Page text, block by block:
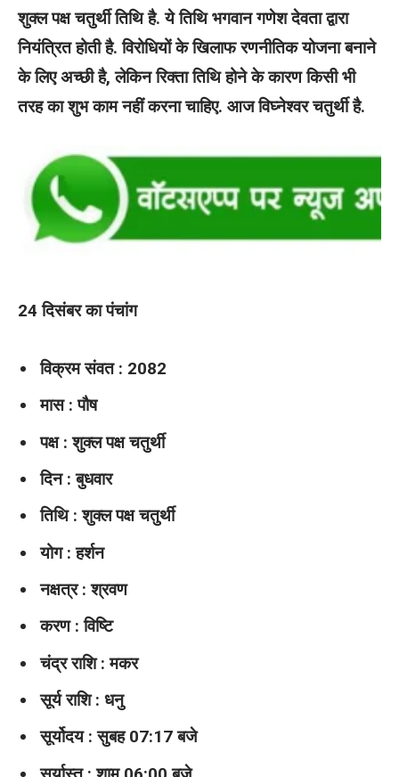
शुक्ल पक्ष चतुर्थी तिथि है. ये तिथि भगवान गणेश देवता द्वारा
नियंत्रित होती है. विरोधियों के खिलाफ रणनीतिक योजना बनाने
के लिए अच्छी है, लेकिन रिक्ता तिथि होने के कारण किसी भी
तरह का शुभ काम नहीं करना चाहिए. आज विघ्नेश्वर चतुर्थी है.
24 दिसंबर का पंचांग
विक्रम संवत : 2082
मास : पौष
पक्ष : शुक्ल पक्ष चतुर्थी
दिन : बुधवार
तिथि : शुक्ल पक्ष चतुर्थी
योग : हर्शन
नक्षत्र : श्रवण
करण : विष्टि
चंद्र राशि : मकर
सूर्य राशि : धनु
सूर्योदय : सुबह 07:17 बजे